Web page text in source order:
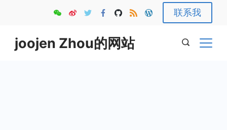
content
联系我
joojen Zhou的网站